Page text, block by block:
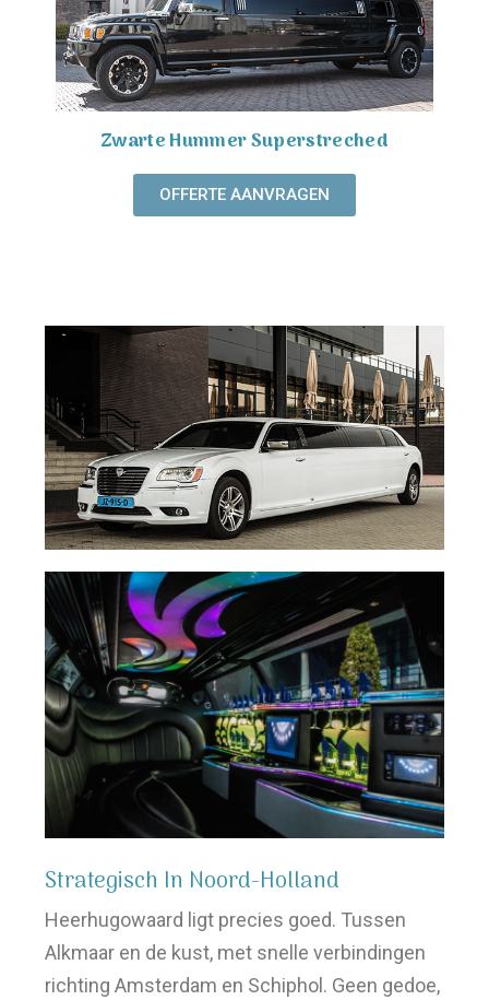
Zwarte Hummer Superstreched
OFFERTE AANVRAGEN
Strategisch In Noord-Holland
Heerhugowaard ligt precies goed. Tussen
Alkmaar en de kust, met snelle verbindingen
richting Amsterdam en Schiphol. Geen gedoe,